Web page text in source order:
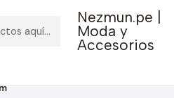
Nezmun.pe |
Moda y
Accesorios
compras mayores a S/ 150